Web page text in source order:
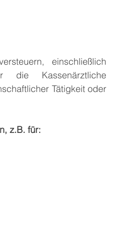
einschließlich
die Kassenärztliche
Tätigkeit oder
z.B. für: